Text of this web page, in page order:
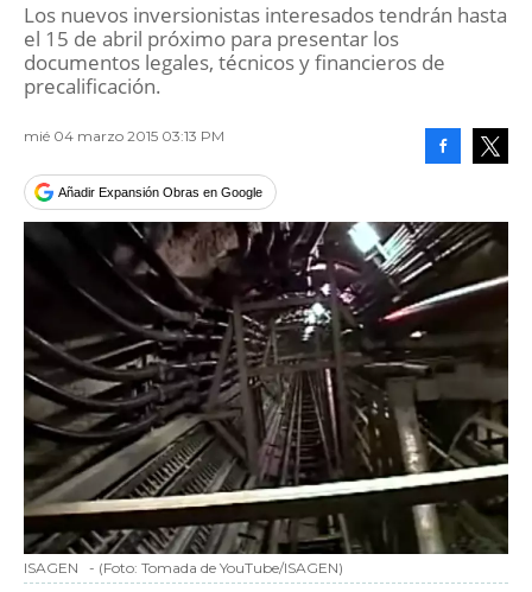
Los nuevos inversionistas interesados tendrán hasta
el 15 de abril próximo para presentar los
documentos legales, técnicos y financieros de
precalificación.
mié 04 marzo 2015 03:13 PM
Añadir Expansión Obras en Google
ISAGEN - (Foto: Tomada de YouTube/ISAGEN)